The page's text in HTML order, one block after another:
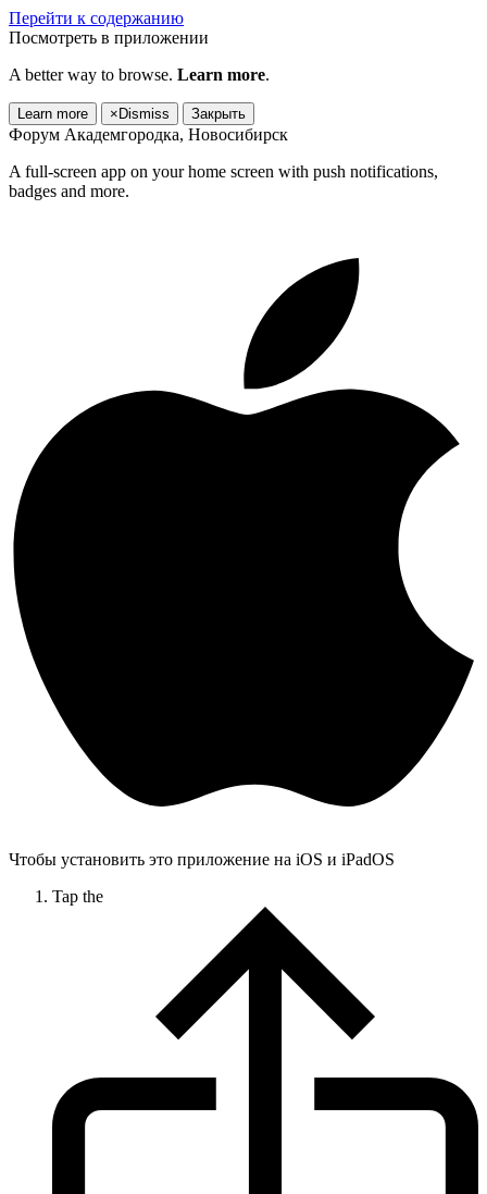
Перейти к содержанию
Посмотреть в приложении
A better way to browse. Learn more.
Learn more × Dismiss Закрыть
Форум Академгородка, Новосибирск
A full-screen app on your home screen with push notifications,
badges and more.
Чтобы установить это приложение на iOS и iPadOS
Tap the